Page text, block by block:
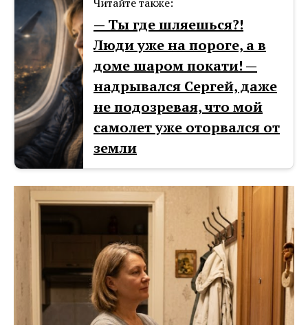
Читайте также:
— Ты где шляешься?!
Люди уже на пороге, а в
доме шаром покати! —
надрывался Сергей, даже
не подозревая, что мой
самолет уже оторвался от
земли